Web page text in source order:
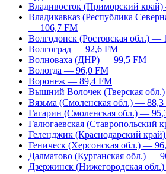
Владивосток (Приморский
Владикавказ (Республика
— 106,7 FM
Волгодонск (Ростовская обл.) —
Волгоград — 92,6 FM
Волноваха (ДНР) — 99,5 FM
Вологда — 96,0 FM
Воронеж — 89,4 FM
Вышний Волочек (Тверская
Вязьма (Смоленская обл.) — 88,3
Гагарин (Смоленская обл.) —
Галюгаевская (Ставропольский
Геленджик (Краснодарский
Геническ (Херсонская обл.) —
Далматово (Курганская обл.) —
Дзержинск (Нижегородская